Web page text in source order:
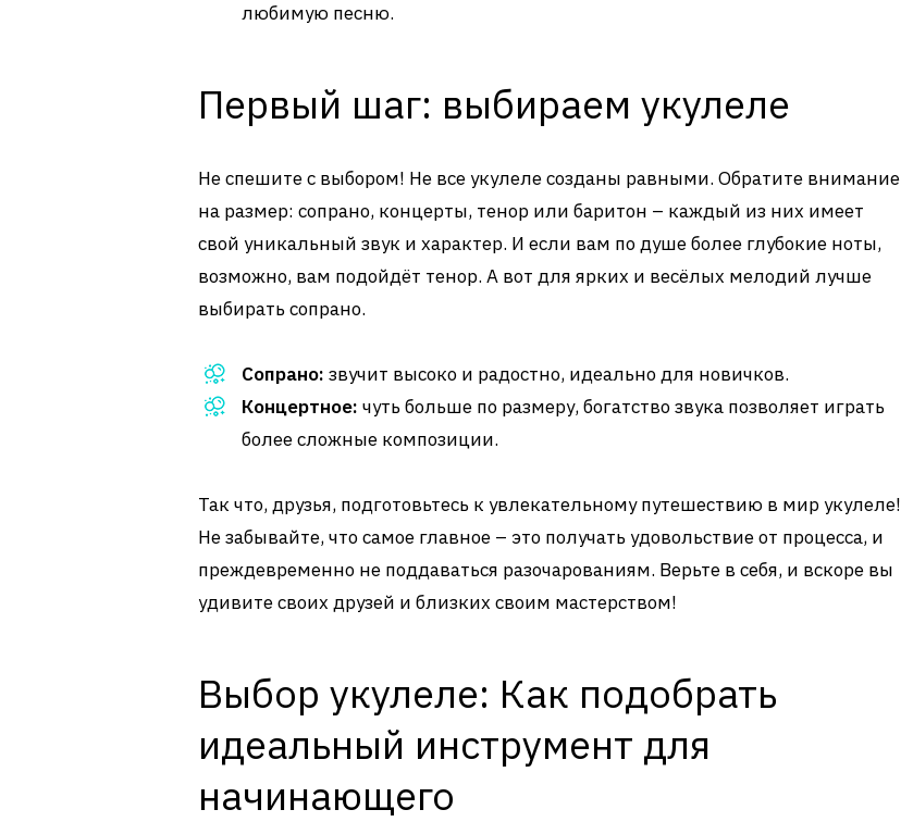
любимую песню.
Первый шаг: выбираем укулеле
Не спешите с выбором! Не все укулеле созданы равными. Обратите внимание
на размер: сопрано, концерты, тенор или баритон – каждый из них имеет
свой уникальный звук и характер. И если вам по душе более глубокие ноты,
возможно, вам подойдёт тенор. А вот для ярких и весёлых мелодий лучше
выбирать сопрано.
Сопрано: звучит высоко и радостно, идеально для новичков.
Концертное: чуть больше по размеру, богатство звука позволяет играть
более сложные композиции.
Так что, друзья, подготовьтесь к увлекательному путешествию в мир укулеле!
Не забывайте, что самое главное – это получать удовольствие от процесса, и
преждевременно не поддаваться разочарованиям. Верьте в себя, и вскоре вы
удивите своих друзей и близких своим мастерством!
Выбор укулеле: Как подобрать
идеальный инструмент для
начинающего